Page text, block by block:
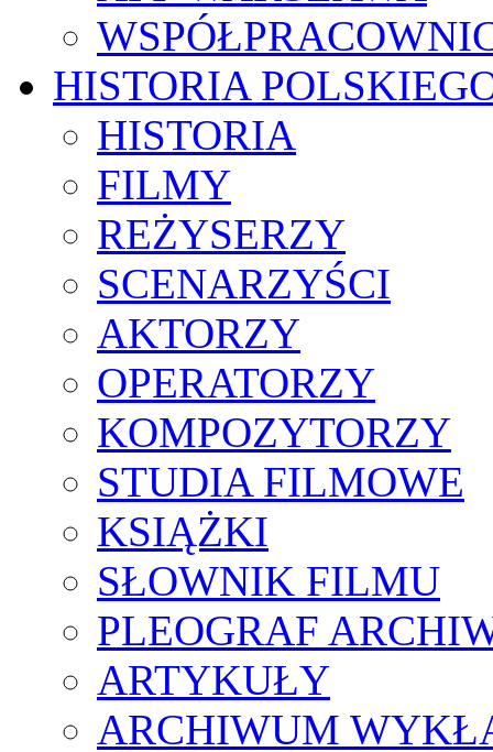
HISTORIA
HISTORIA
FILMY
REŻYSERZY
SCENARZYŚCI
AKTORZY
OPERATORZY
KOMPOZYTORZY
STUDIA FILMOWE
KSIĄŻKI
SŁOWNIK FILMU
PLEOGRAF
ARTYKUŁY
ARCHIWUM